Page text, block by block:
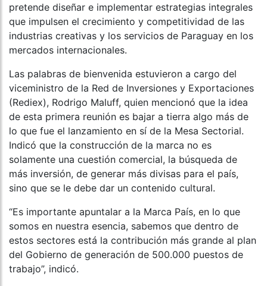
pretende diseñar e implementar estrategias integrales
que impulsen el crecimiento y competitividad de las
industrias creativas y los servicios de Paraguay en los
mercados internacionales.
Las palabras de bienvenida estuvieron a cargo del
viceministro de la Red de Inversiones y Exportaciones
(Rediex), Rodrigo Maluff, quien mencionó que la idea
de esta primera reunión es bajar a tierra algo más de
lo que fue el lanzamiento en sí de la Mesa Sectorial.
Indicó que la construcción de la marca no es
solamente una cuestión comercial, la búsqueda de
más inversión, de generar más divisas para el país,
sino que se le debe dar un contenido cultural.
“Es importante apuntalar a la Marca País, en lo que
somos en nuestra esencia, sabemos que dentro de
estos sectores está la contribución más grande al plan
del Gobierno de generación de 500.000 puestos de
trabajo”, indicó.